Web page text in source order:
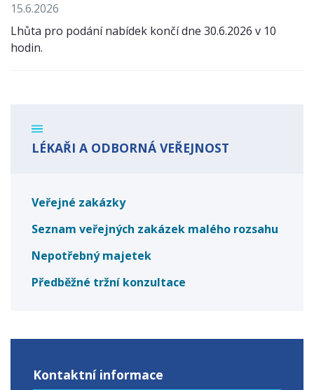
15.6.2026
Lhůta pro podání nabídek končí dne 30.6.2026 v 10
hodin.
LÉKAŘI A ODBORNÁ VEŘEJNOST
Veřejné zakázky
Seznam veřejných zakázek malého rozsahu
Nepotřebný majetek
Předběžné tržní konzultace
Kontaktní informace